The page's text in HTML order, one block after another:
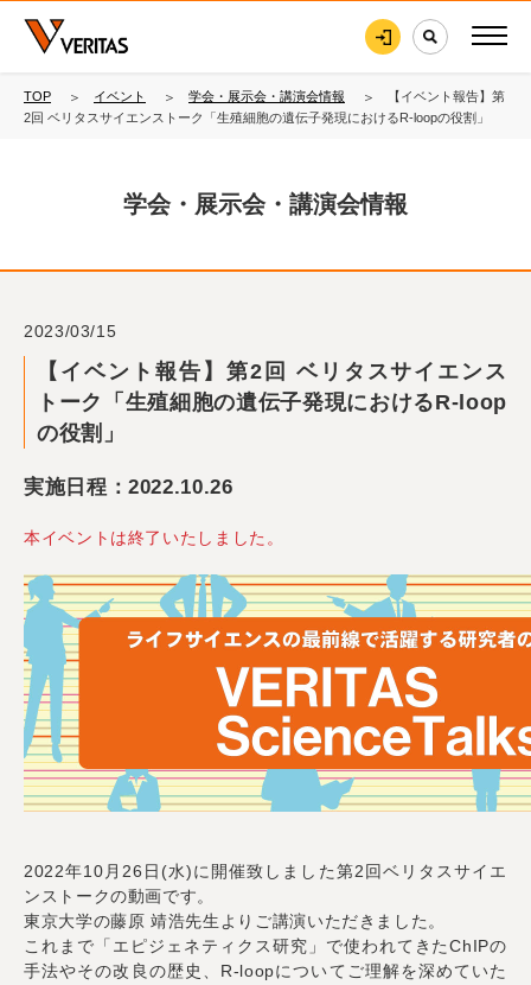
TOP イベント 学会・展示会・講演会情報
【イベント報告】第
2回 ベリタスサイエンストーク「生殖細胞の遺伝子発現におけるR-loopの役割」
学会・展示会・講演会情報
2023/03/15
【イベント報告】第2回 ベリタスサイエンス
トーク「生殖細胞の遺伝子発現におけるR-loop
の役割」
実施日程：2022.10.26
本イベントは終了いたしました。
2022年10月26日(水)に開催致しました第2回ベリタスサイエ
ンストークの動画です。
東京大学の藤原 靖浩先生よりご講演いただきました。
これまで「エピジェネティクス研究」で使われてきたChIPの
手法やその改良の歴史、R-loopについてご理解を深めていた